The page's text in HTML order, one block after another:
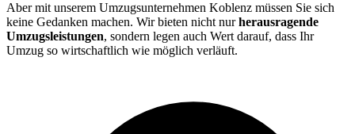
Aber mit unserem Umzugsunternehmen Koblenz müssen Sie sich
keine Gedanken machen. Wir bieten nicht nurherausragende
Umzugsleistungen, sondern legen auch Wert darauf, dass Ihr
Umzug so wirtschaftlich wie möglich verläuft.